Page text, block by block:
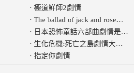
· 極道鮮師2劇情
· The ballad of jack and rose劇情
· 日本恐怖童話六部曲劇情是什
· 生化危機:死亡之島劇情大綱是
· 指定你劇情